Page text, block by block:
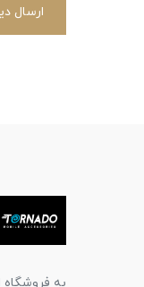
ارسال
به فروشگاه